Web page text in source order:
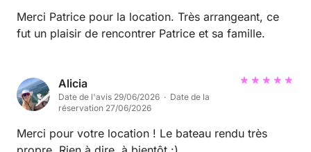
Merci Patrice pour la location. Très arrangeant, ce
fut un plaisir de rencontrer Patrice et sa famille.
Alicia
Date de l'avis 29/06/2026 · Date de la
réservation 27/06/2026
Merci pour votre location ! Le bateau rendu très